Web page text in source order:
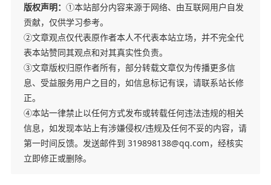
版权声明： ①本站部分内容来源于网络、由互联网用户自发
贡献，仅供学习参考。
②文章观点仅代表原作者本人不代表本站立场，并不完全代
表本站赞同其观点和对其真实性负责。
③文章版权归原作者所有，部分转载文章仅为传播更多信
息、受益服务用户之目的，如信息标记有误，请联系站长修
正。
④本站一律禁止以任何方式发布或转载任何违法违规的相关
信息，如发现本站上有涉嫌侵权/违规及任何不妥的内容，请
第一时间反馈。发送邮件到 319898138@qq.com，经核实
立即修正或删除。